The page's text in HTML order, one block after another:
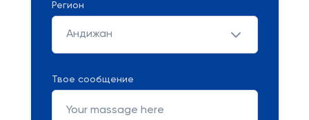
Регион
Андижан
Твое сообщение